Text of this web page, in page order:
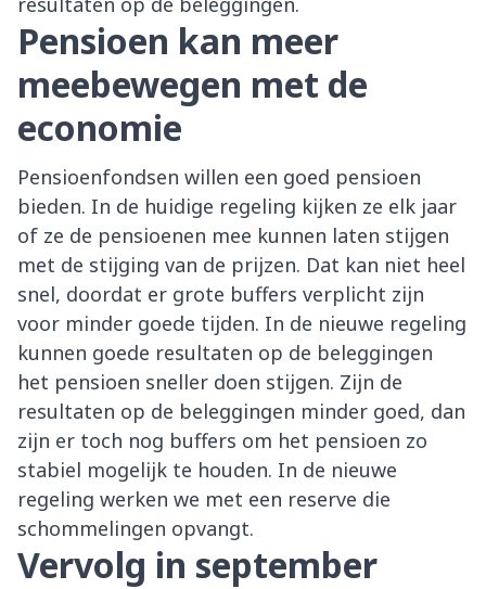
Pensioen kan meer
meebewegen met de
economie
Pensioenfondsen willen een goed pensioen
bieden. In de huidige regeling kijken ze elk jaar
of ze de pensioenen mee kunnen laten stijgen
met de stijging van de prijzen. Dat kan niet heel
snel, doordat er grote buffers verplicht zijn
voor minder goede tijden. In de nieuwe regeling
kunnen goede resultaten op de beleggingen
het pensioen sneller doen stijgen. Zijn de
resultaten op de beleggingen minder goed, dan
zijn er toch nog buffers om het pensioen zo
stabiel mogelijk te houden. In de nieuwe
regeling werken we met een reserve die
schommelingen opvangt.
Vervolg in september